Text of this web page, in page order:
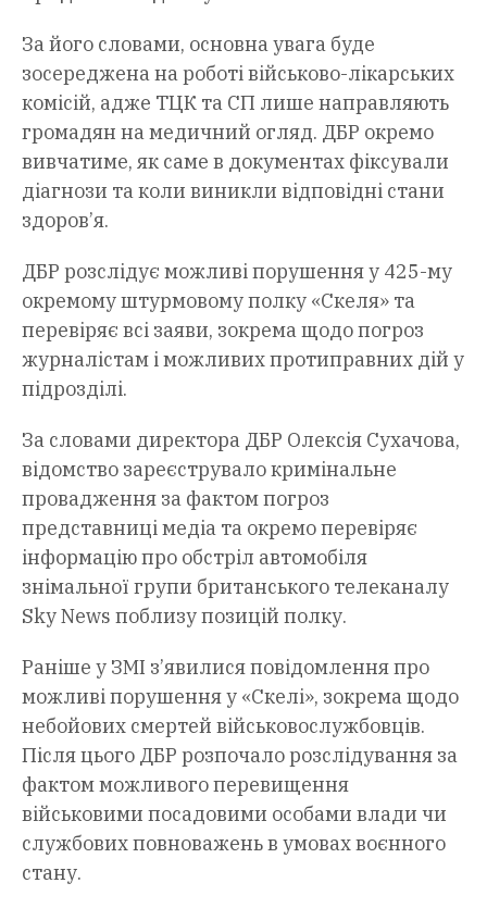
За його словами, основна увага буде
зосереджена на роботі військово-лікарських
комісій, адже ТЦК та СП лише направляють
громадян на медичний огляд. ДБР окремо
вивчатиме, як саме в документах фіксували
діагнози та коли виникли відповідні стани
здоров’я.
ДБР розслідує можливі порушення у 425-му
окремому штурмовому полку «Скеля» та
перевіряє всі заяви, зокрема щодо погроз
журналістам і можливих протиправних дій у
підрозділі.
За словами директора ДБР Олексія Сухачова,
відомство зареєструвало кримінальне
провадження за фактом погроз
представниці медіа та окремо перевіряє
інформацію про обстріл автомобіля
знімальної групи британського телеканалу
Sky News поблизу позицій полку.
Раніше у ЗМІ з’явилися повідомлення про
можливі порушення у «Скелі», зокрема щодо
небойових смертей військовослужбовців.
Після цього ДБР розпочало розслідування за
фактом можливого перевищення
військовими посадовими особами влади чи
службових повноважень в умовах воєнного
стану.